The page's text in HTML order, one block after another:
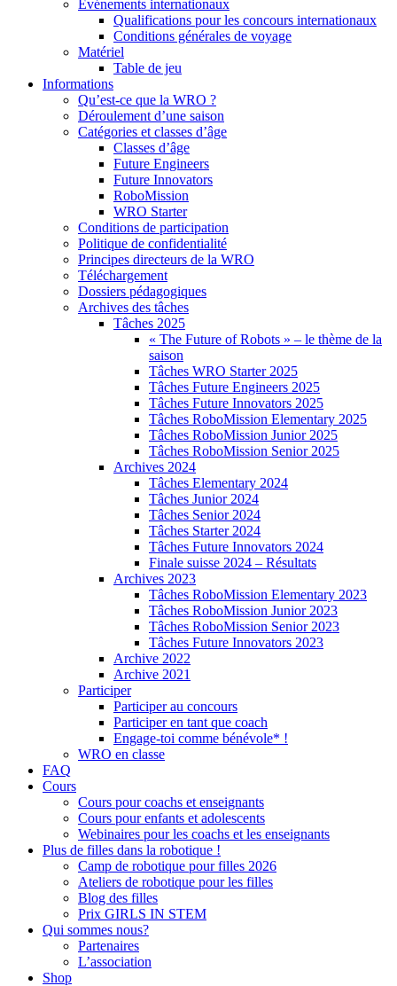
Événements internationaux
Qualifications pour les concours internationaux
Conditions générales de voyage
Matériel
Table de jeu
Informations
Qu’est-ce que la WRO ?
Déroulement d’une saison
Catégories et classes d’âge
Classes d’âge
Future Engineers
Future Innovators
RoboMission
WRO Starter
Conditions de participation
Politique de confidentialité
Principes directeurs de la WRO
Téléchargement
Dossiers pédagogiques
Archives des tâches
Tâches 2025
« The Future of Robots » – le thème de la
saison
Tâches WRO Starter 2025
Tâches Future Engineers 2025
Tâches Future Innovators 2025
Tâches RoboMission Elementary 2025
Tâches RoboMission Junior 2025
Tâches RoboMission Senior 2025
Archives 2024
Tâches Elementary 2024
Tâches Junior 2024
Tâches Senior 2024
Tâches Starter 2024
Tâches Future Innovators 2024
Finale suisse 2024 – Résultats
Archives 2023
Tâches RoboMission Elementary 2023
Tâches RoboMission Junior 2023
Tâches RoboMission Senior 2023
Tâches Future Innovators 2023
Archive 2022
Archive 2021
Participer
Participer au concours
Participer en tant que coach
Engage-toi comme bénévole* !
WRO en classe
FAQ
Cours
Cours pour coachs et enseignants
Cours pour enfants et adolescents
Webinaires pour les coachs et les enseignants
Plus de filles dans la robotique !
Camp de robotique pour filles 2026
Ateliers de robotique pour les filles
Blog des filles
Prix GIRLS IN STEM
Qui sommes nous?
Partenaires
L’association
Shop